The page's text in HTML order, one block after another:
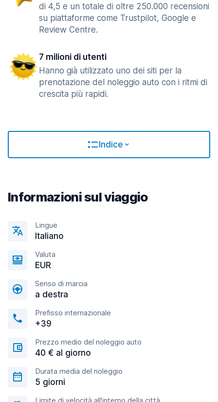
di 4,5 e un totale di oltre 250.000 recensioni
su piattaforme come Trustpilot, Google e
Review Centre.
7 milioni di utenti
Hanno già utilizzato uno dei siti per la
prenotazione del noleggio auto con i ritmi di
crescita più rapidi.
Indice
Informazioni sul viaggio
Lingue
Italiano
Valuta
EUR
Senso di marcia
a destra
Prefisso internazionale
+39
Prezzo medio del noleggio auto
40 € al giorno
Durata media del noleggio
5 giorni